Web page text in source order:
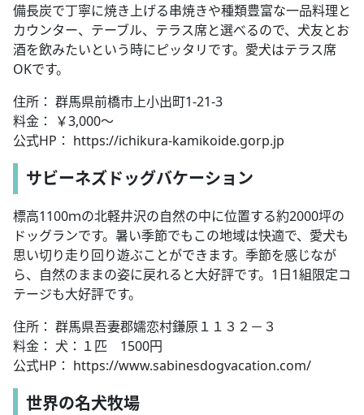
備長炭で丁寧に焼き上げる串焼きや種類豊富な一品料理と
カウンター、テーブル、テラス席と選べるので、犬友とお
酒を飲みたいという時にピッタリです。愛犬はテラス席
OKです。
住所： 群馬県前橋市上小出町1-21-3
料金： ￥3,000～
公式HP： https://ichikura-kamikoide.gorp.jp
サビーネズドッグバケーション
標高1100ｍの北軽井沢の自然の中に位置する約2000坪の
ドッグランです。暑い季節でもこの地域は快適で、愛犬も
思い切り走り回り遊ぶことができます。季節を感じなが
ら、自然のままの姿に戻れると大好評です。1日1組限定コ
テージも大好評です。
住所： 群馬県吾妻郡​嬬恋村鎌原１１３２－３
料金： 犬：１匹 1500円
公式HP： https://www.sabinesdogvacation.com/
世界の名犬牧場